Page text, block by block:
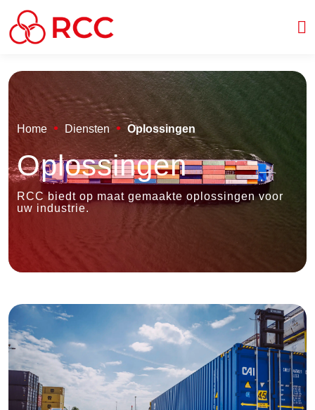
Skip to content
Home • Diensten • Oplossingen
Oplossingen
RCC biedt op maat gemaakte oplossingen voor
uw industrie.